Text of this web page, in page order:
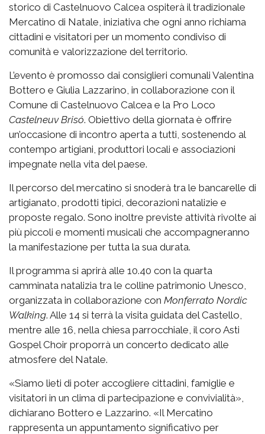
storico di Castelnuovo Calcea ospiterà il tradizionale
Mercatino di Natale, iniziativa che ogni anno richiama
cittadini e visitatori per un momento condiviso di
comunità e valorizzazione del territorio.
L’evento è promosso dai consiglieri comunali Valentina
Bottero e Giulia Lazzarino, in collaborazione con il
Comune di Castelnuovo Calcea e la Pro Loco
Castelneuv Brisó. Obiettivo della giornata è offrire
un’occasione di incontro aperta a tutti, sostenendo al
contempo artigiani, produttori locali e associazioni
impegnate nella vita del paese.
Il percorso del mercatino si snoderà tra le bancarelle di
artigianato, prodotti tipici, decorazioni natalizie e
proposte regalo. Sono inoltre previste attività rivolte ai
più piccoli e momenti musicali che accompagneranno
la manifestazione per tutta la sua durata.
Il programma si aprirà alle 10.40 con la quarta
camminata natalizia tra le colline patrimonio Unesco,
organizzata in collaborazione con Monferrato Nordic
Walking. Alle 14 si terrà la visita guidata del Castello,
mentre alle 16, nella chiesa parrocchiale, il coro Asti
Gospel Choir proporrà un concerto dedicato alle
atmosfere del Natale.
«Siamo lieti di poter accogliere cittadini, famiglie e
visitatori in un clima di partecipazione e convivialità»,
dichiarano Bottero e Lazzarino. «Il Mercatino
rappresenta un appuntamento significativo per